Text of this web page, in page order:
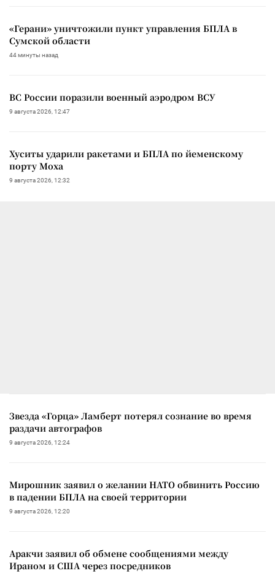
«Герани» уничтожили пункт управления БПЛА в
Сумской области
44 минуты назад
ВС России поразили военный аэродром ВСУ
9 августа 2026, 12:47
Хуситы ударили ракетами и БПЛА по йеменскому
порту Моха
9 августа 2026, 12:32
Звезда «Горца» Ламберт потерял сознание во время
раздачи автографов
9 августа 2026, 12:24
Мирошник заявил о желании НАТО обвинить Россию
в падении БПЛА на своей территории
9 августа 2026, 12:20
Аракчи заявил об обмене сообщениями между
Ираном и США через посредников